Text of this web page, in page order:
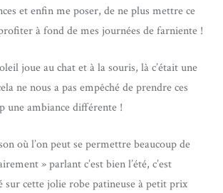
et enfin me poser, de ne plus mettre ce
à fond de mes journées de farniente !
joue au chat et à la souris, là c’était une
ne nous a pas empêché de prendre ces
une ambiance différente !
où l’on peut se permettre beaucoup de
» parlant c’est bien l’été, c’est
sur cette jolie robe patineuse à petit prix